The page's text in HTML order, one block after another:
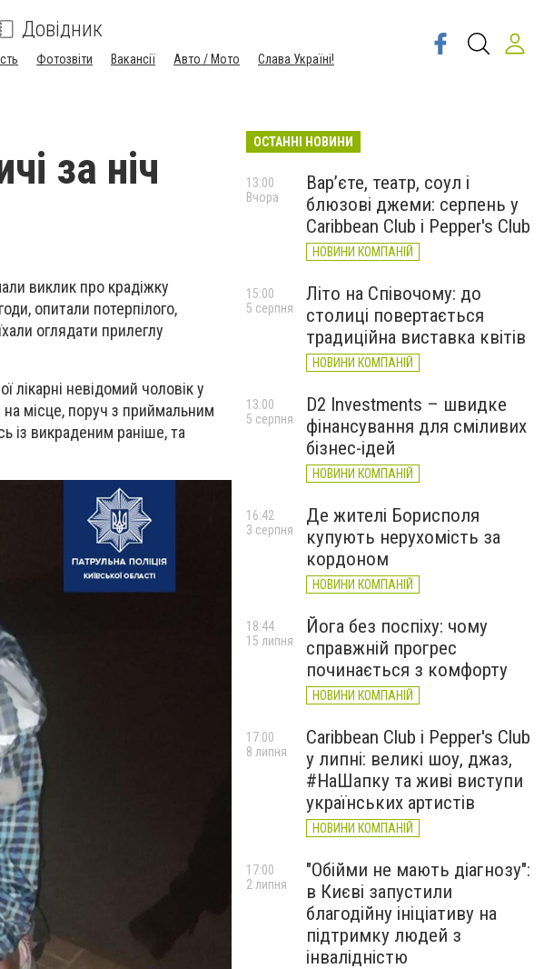
Довідник
Фотозвіти Вакансії Авто / Мото Слава Україні!
за ніч
виклик про крадіжку
опитали потерпілого,
оглядати прилеглу
лікарні невідомий чоловік у
місце, поруч з приймальним
із викраденим раніше, та
ОСТАННІ НОВИНИ
Вар’єте, театр, соул і
блюзові джеми: серпень у
Caribbean Club і Pepper's Club
НОВИНИ КОМПАНІЙ
13:00
Вчора
Літо на Співочому: до
столиці повертається
традиційна виставка квітів
НОВИНИ КОМПАНІЙ
15:00
5 серпня
D2 Investments – швидке
фінансування для сміливих
бізнес-ідей
НОВИНИ КОМПАНІЙ
13:00
5 серпня
Де жителі Борисполя
купують нерухомість за
кордоном
НОВИНИ КОМПАНІЙ
16:42
3 серпня
Йога без поспіху: чому
справжній прогрес
починається з комфорту
НОВИНИ КОМПАНІЙ
18:44
15 липня
Caribbean Club і Pepper's Club
у липні: великі шоу, джаз,
#НаШапку та живі виступи
українських артистів
НОВИНИ КОМПАНІЙ
17:00
8 липня
"Обійми не мають діагнозу":
в Києві запустили
благодійну ініціативу на
підтримку людей з
інвалідністю
17:00
2 липня